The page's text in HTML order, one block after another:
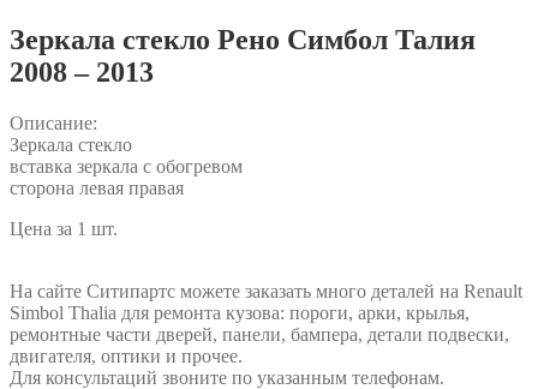
Зеркала стекло Рено Симбол Талия
2008 – 2013
Описание:
Зеркала стекло
вставка зеркала с обогревом
сторона левая правая
Цена за 1 шт.
На сайте Ситипартс можете заказать много деталей на Renault
Simbol Thalia для ремонта кузова: пороги, арки, крылья,
ремонтные части дверей, панели, бампера, детали подвески,
двигателя, оптики и прочее.
Для консультаций звоните по указанным телефонам.